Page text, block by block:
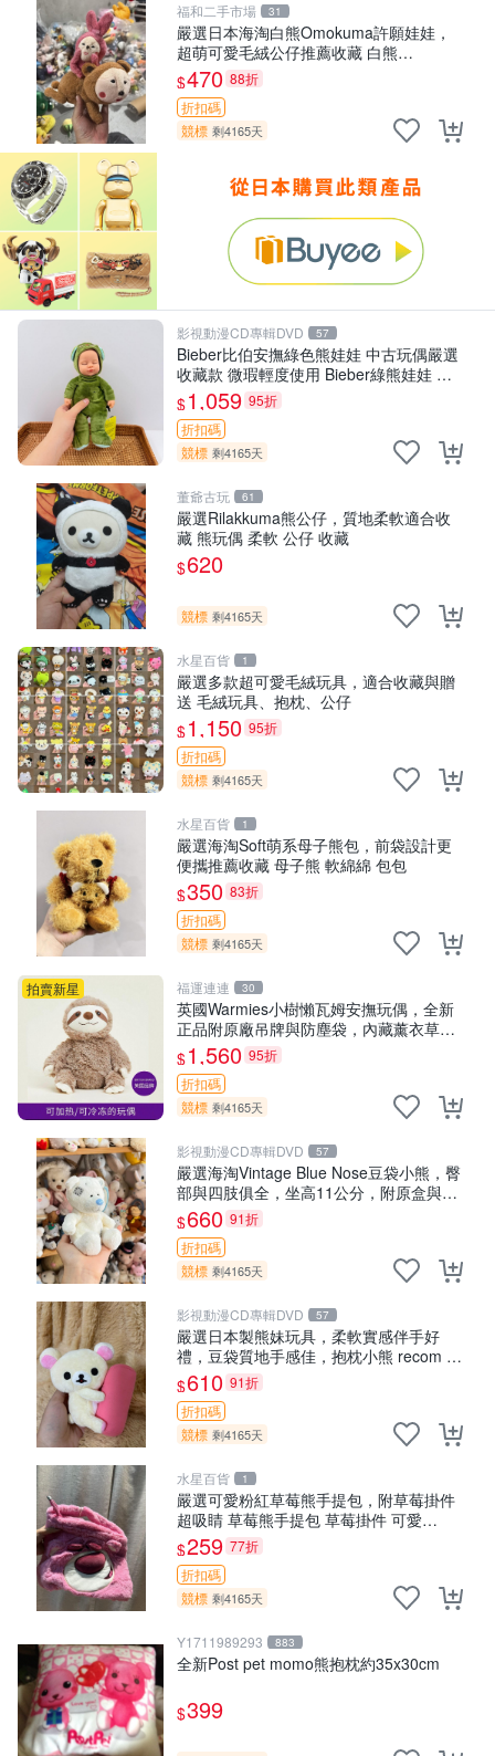
福和二手市場 31
嚴選日本海淘白熊Omokuma許願娃娃，
超萌可愛毛絨公仔推薦收藏 白熊
Omokuma 毛絨玩具 偽裝娃娃 玩具擺飾
$470 88折
折扣碼
競標 剩4165天
影視動漫CD專輯DVD 57
Bieber比伯安撫綠色熊娃娃 中古玩偶嚴選
收藏款 微瑕輕度使用 Bieber綠熊娃娃 中
古玩偶 微瑕
$1,059 95折
折扣碼
競標 剩4165天
董爺古玩 61
嚴選Rilakkuma熊公仔，質地柔軟適合收
藏 熊玩偶 柔軟 公仔 收藏
$620
競標 剩4165天
水星百貨 1
嚴選多款超可愛毛絨玩具，適合收藏與贈
送 毛絨玩具、抱枕、公仔
$1,150 95折
折扣碼
競標 剩4165天
水星百貨 1
嚴選海淘Soft萌系母子熊包，前袋設計更
便攜推薦收藏 母子熊 軟綿綿 包包
$350 83折
折扣碼
競標 剩4165天
拍賣新星 福運連連 30
英國Warmies小樹懶瓦姆安撫玩偶，全新
正品附原廠吊牌與防塵袋，內藏薰衣草可
加熱，適合各個年齡層，冷暖兩用享受抱
抱樂趣，不容錯過嚴選好物 溫暖 冷感
$1,560 95折
折扣碼
競標 剩4165天
影視動漫CD專輯DVD 57
嚴選海淘Vintage Blue Nose豆袋小熊，臀
部與四肢俱全，坐高11公分，附原盒與吊
牌收藏。藍鼻子小熊，值得擁有 玩具 憶熊
$660 91折
折扣碼
競標 剩4165天
影視動漫CD專輯DVD 57
嚴選日本製熊妹玩具，柔軟實感伴手好
禮，豆袋質地手感佳，抱枕小熊 recom 推
薦 白色豆袋 玩具
$610 91折
折扣碼
競標 剩4165天
水星百貨 1
嚴選可愛粉紅草莓熊手提包，附草莓掛件
超吸睛 草莓熊手提包 草莓掛件 可愛
portunese
$259 77折
折扣碼
競標 剩4165天
Y1711989293 883
全新Post pet momo熊抱枕約35x30cm
$399